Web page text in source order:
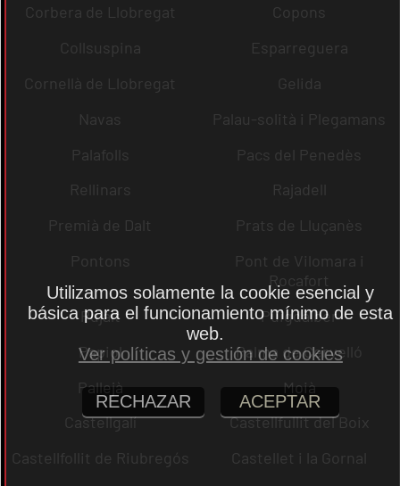
Corbera de Llobregat
Copons
Collsuspina
Esparreguera
Cornellà de Llobregat
Gelida
Navas
Palau-solità i Plegamans
Palafolls
Pacs del Penedès
Rellinars
Rajadell
Premià de Dalt
Prats de Lluçanès
Pontons
Pont de Vilomara i
Rocafort
Pujalt
Puigdàlber
Papiol
Palma de Cervelló
Pallejà
Moià
Castellgalí
Castellfullit del Boix
Castellfollit de Riubregós
Castellet i la Gornal
Utilizamos solamente la cookie esencial y
básica para el funcionamiento mínimo de esta
web.
Ver políticas y gestión de cookies
RECHAZAR ACEPTAR